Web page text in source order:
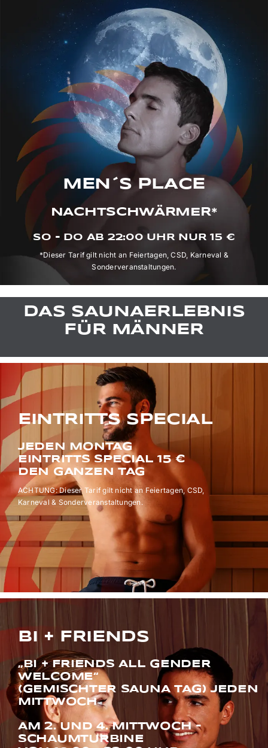
MEN´S PLACE
NACHT­SCHWÄRMER*
SO - DO AB 22:00 UHR NUR 15 €
*Dieser Tarif gilt nicht an Feiertagen, CSD, Karneval &
Sonderveranstaltungen.
DAS SAUNAERLEBNIS
FÜR MÄNNER
EINTRITTS SPECIAL
JEDEN MONTAG
EINTRITTS SPECIAL 15 €
DEN GANZEN TAG
ACHTUNG: Dieser Tarif gilt nicht an Feiertagen, CSD,
Karneval & Sonderveranstaltungen.
BI + FRIENDS
„BI + FRIENDS ALL GENDER
WELCOME“
(GEMISCHTER SAUNA TAG) JEDEN
MITTWOCH
AM 2. UND 4. MITTWOCH -
SCHAUMTURBINE